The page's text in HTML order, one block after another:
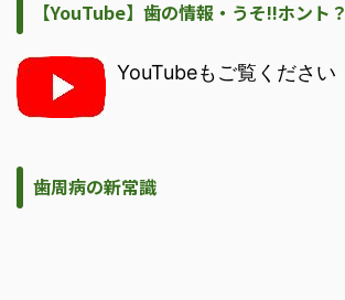
【YouTube】歯の情報・うそ!!ホント？
YouTubeもご覧ください
歯周病の新常識